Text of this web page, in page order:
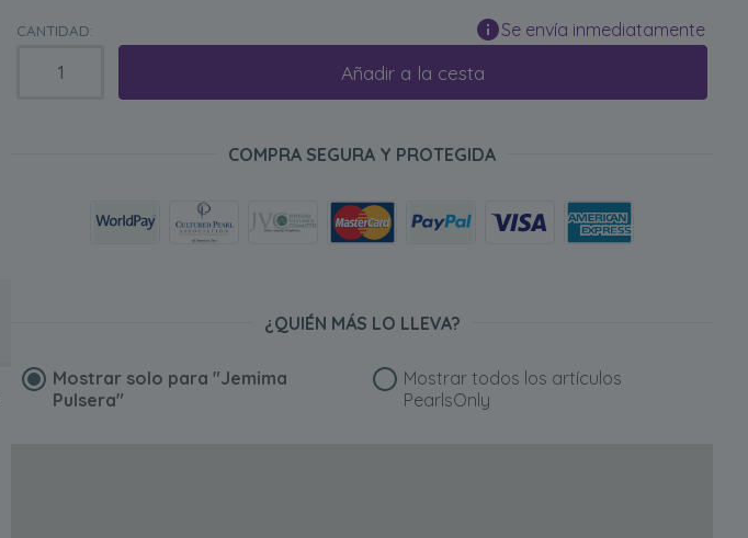
CANTIDAD: Se envía inmediatamente
Añadir a la cesta
COMPRA SEGURA Y PROTEGIDA
¿QUIÉN MÁS LO LLEVA?
Mostrar solo para "Jemima
Pulsera"
Mostrar todos los artículos
PearlsOnly